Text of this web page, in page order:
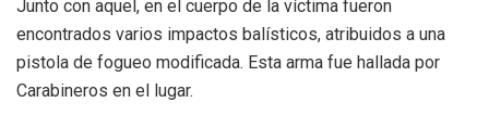
Junto con aquel, en el cuerpo de la víctima fueron
encontrados varios impactos balísticos, atribuidos a una
pistola de fogueo modificada. Esta arma fue hallada por
Carabineros en el lugar.